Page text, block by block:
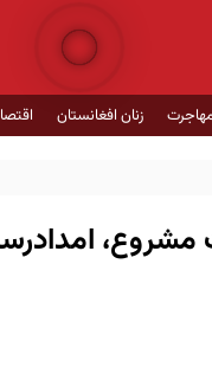
زنان افغانستان